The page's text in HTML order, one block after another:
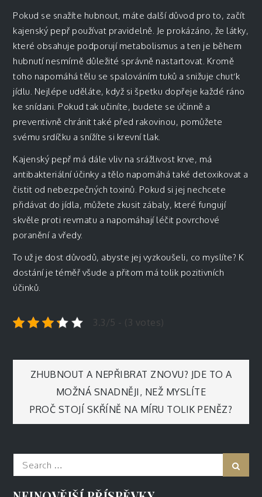
Pokud se snažíte hubnout, máte další důvod pro to, začít
kajenský pepř používat pravidelně. Je prokázáno, že látky,
které obsahuje podporují metabolismus a ten je během
hubnutí nesmírně důležité správně nastartovat. Kromě
toho napomáhá tělu se spalováním tuků a snižuje chuť k
jídlu. Nejlépe uděláte, když si špetku dopřeje každé ráno
ke snídani. Pokud tak učiníte, budete se účinně a
preventivně chránit také před rakovinou, pomůžete
svému srdíčku a snížíte si krevní tlak.
Kajenský pepř má dále vliv na srážlivost krve, má
antibakteriální účinky a tělo napomáhá také detoxikovat a
čistit od nebezpečných toxinů. Pokud si jej nechcete
přidávat do jídla, můžete zkusit zábaly, které fungují
skvěle proti revmatu a napomáhají léčit povrchové
poranění a vředy.
To už je dost důvodů, abyste jej vyzkoušeli, co myslíte? K
dostání je téměř všude a přitom má tolik pozitivních
účinků.
3.3/5 - (3 votes)
Navigace
pro
ZHUBNOUT A NEPŘIBRAT ZNOVU? JDE TO A
MOŽNÁ SNADNĚJI, NEŽ MYSLÍTE
PROČ STOJÍ SKŘÍNĚ NA MÍRU TOLIK PENĚZ?
Search
for: